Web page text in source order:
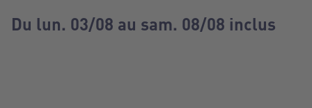
Du lun. 03/08 au sam. 08/08 inclus